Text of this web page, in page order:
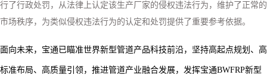
行了行政处罚，从法律上认定该生产厂家的侵权违法行为，维护了正常的
市场秩序，为类似侵权违法行为的认定和处罚提供了重要参考依据。
面向未来，宝通已瞄准世界新型管道产品科技前沿，坚持高起点规划、高
标准布局、高质量引领，推进管道产业融合发展，发挥宝通BWFRP新型